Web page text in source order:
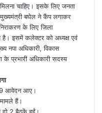
चाहिए। इसके लिए जनता
मुख्यमंत्री बघेल ने कैंप लगाकर
के लिए जिला
है। इसमें कलेक्टर को अध्यक्ष एवं
नपा अधिकारी, विकास
प्रभारी अधिकारी सदस्य
आवेदन आए।
हैं।